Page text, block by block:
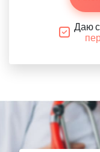
Даю